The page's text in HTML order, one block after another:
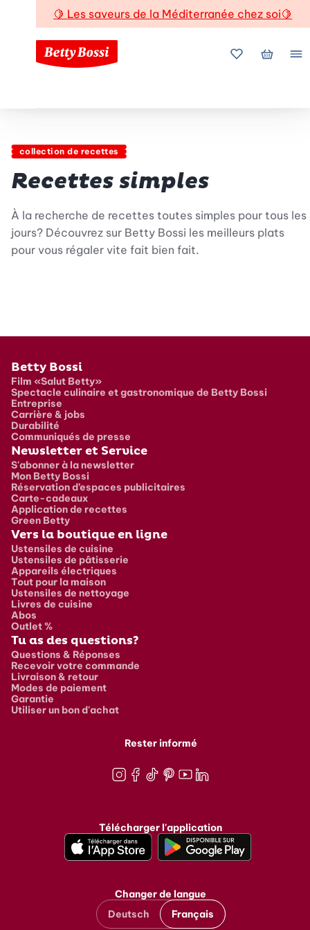
🍋 Les saveurs de la Méditerranée chez soi🍋
Mes favoris
Mon
collection de recettes
Recettes simples
À la recherche de recettes toutes simples pour tous les
jours? Découvrez sur Betty Bossi les meilleurs plats
pour vous régaler vite fait bien fait.
Pied de page
Betty Bossi
Film «Salut Betty»
Spectacle culinaire et gastronomique de Betty Bossi
Entreprise
Carrière & jobs
Durabilité
Communiqués de presse
Newsletter et Service
S'abonner à la newsletter
Mon Betty Bossi
Réservation d’espaces publicitaires
Carte-cadeaux
Application de recettes
Green Betty
Vers la boutique en ligne
Ustensiles de cuisine
Ustensiles de pâtisserie
Appareils électriques
Tout pour la maison
Ustensiles de nettoyage
Livres de cuisine
Abos
Outlet %
Tu as des questions?
Questions & Réponses
Recevoir votre commande
Livraison & retour
Modes de paiement
Garantie
Utiliser un bon d'achat
Rester informé
Télécharger l'application
Changer de langue
Deutsch
Français